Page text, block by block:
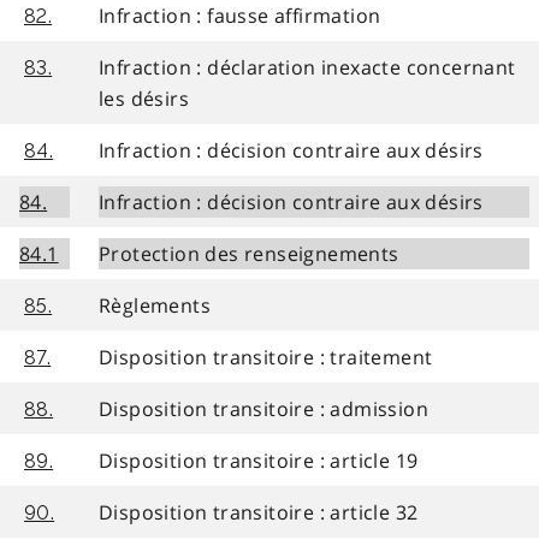
82. Infraction : fausse affirmation
83.
Infraction : déclaration inexacte concernant
les désirs
84.
Infraction : décision contraire aux désirs
84.
Infraction : décision contraire aux désirs
84.1
Protection des renseignements
85. Règlements
87. Disposition transitoire : traitement
88. Disposition transitoire : admission
89. Disposition transitoire : article 19
90. Disposition transitoire : article 32